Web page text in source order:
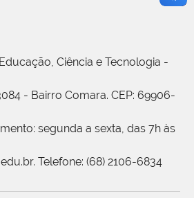
Ciência e Tecnologia -
- Bairro Comara. CEP: 69906-
segunda a sexta, das 7h às
Telefone: (68) 2106-6834